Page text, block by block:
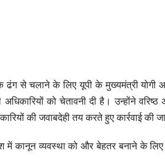
ढंग से चलाने के लिए यूपी के मुख्यमंत्री
को चेतावनी दी है। उन्होंने
की जवाबदेही तय करते हुए कार्रवाई की
में कानून व्यवस्था को और बेहतर बनाने के लिए